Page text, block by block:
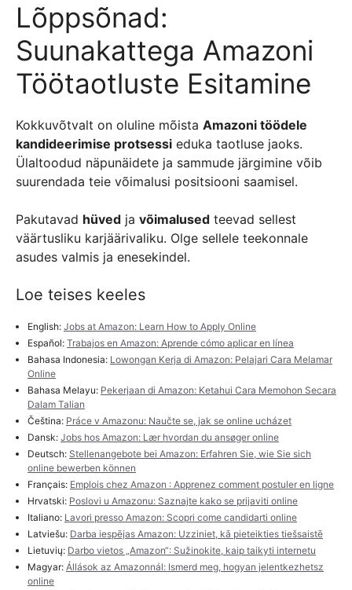
Lõppsõnad:
Suunakattega Amazoni
Töötaotluste Esitamine
Kokkuvõtvalt on oluline mõista Amazoni töödele
kandideerimise protsessi eduka taotluse jaoks.
Ülaltoodud näpunäidete ja sammude järgimine võib
suurendada teie võimalusi positsiooni saamisel.
Pakutavad hüved ja võimalused teevad sellest
väärtusliku karjäärivaliku. Olge sellele teekonnale
asudes valmis ja enesekindel.
Loe teises keeles
English: Jobs at Amazon: Learn How to Apply Online
Español: Trabajos en Amazon: Aprende cómo aplicar en línea
Bahasa Indonesia: Lowongan Kerja di Amazon: Pelajari Cara Melamar
Online
Bahasa Melayu: Pekerjaan di Amazon: Ketahui Cara Memohon Secara
Dalam Talian
Čeština: Práce v Amazonu: Naučte se, jak se online ucházet
Dansk: Jobs hos Amazon: Lær hvordan du ansøger online
Deutsch: Stellenangebote bei Amazon: Erfahren Sie, wie Sie sich
online bewerben können
Français: Emplois chez Amazon : Apprenez comment postuler en ligne
Hrvatski: Poslovi u Amazonu: Saznajte kako se prijaviti online
Italiano: Lavori presso Amazon: Scopri come candidarti online
Latviešu: Darba iespējas Amazon: Uzziniet, kā pieteikties tiešsaistē
Lietuvių: Darbo vietos „Amazon“: Sužinokite, kaip taikyti internetu
Magyar: Állások az Amazonnál: Ismerd meg, hogyan jelentkezhetsz
online